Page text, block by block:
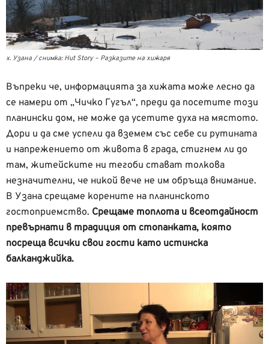
х. Узана / снимка: Hut Story – Разказите на хижаря
Въпреки че, информацията за хижата може лесно да
се намери от „Чичко Гугъл“, преди да посетите този
планински дом, не може да усетите духа на мястото.
Дори и да сме успели да вземем със себе си рутината
и напрежението от живота в града, стигнем ли до
там, житейските ни тегоби стават толкова
незначителни, че никой вече не им обръща внимание.
В Узана срещаме корените на планинското
гостоприемство. Срещаме топлота и всеотдайност
превърнати в традиция от стопанката, която
посреща всички свои гости като истинска
балканджийка.